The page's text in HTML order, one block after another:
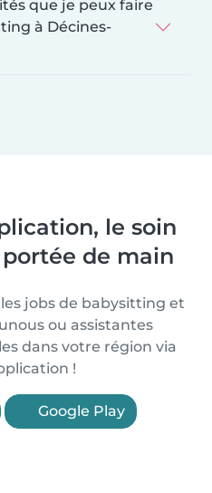
que je peux faire
à Décines-
le soin
de main
jobs de babysitting et
ou assistantes
dans votre région via
!
Google Play